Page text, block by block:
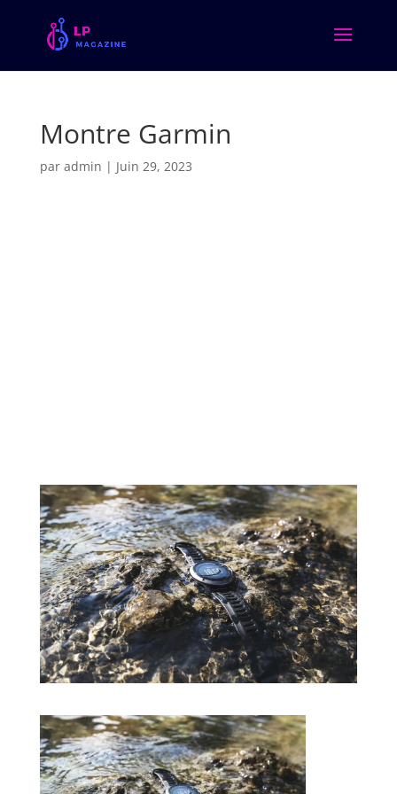
Montre Garmin
par admin | Juin 29, 2023